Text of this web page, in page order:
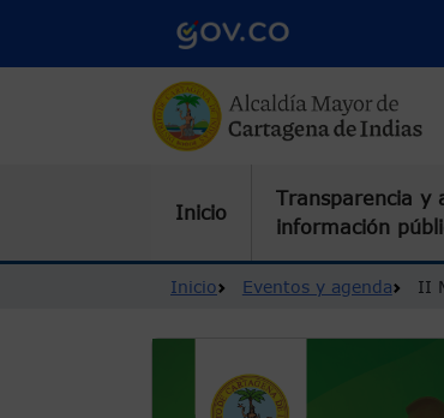
Inicio
Transparencia y
información
Ruta de navegación
Inicio Eventos y agenda II